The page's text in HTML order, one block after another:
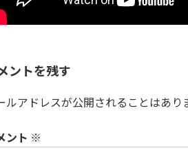
ントを残す
ルアドレスが公開されることはあり
ント ※